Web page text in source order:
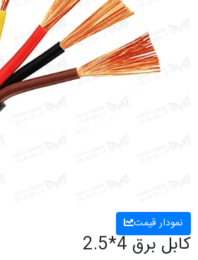
نمودار قیمت
کابل برق 4*2.5